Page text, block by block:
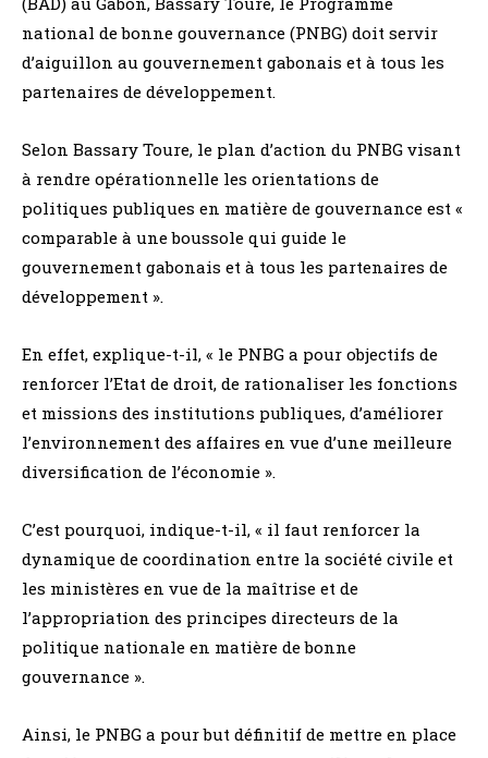
national de bonne gouvernance (PNBG) doit servir
d’aiguillon au gouvernement gabonais et à tous les
partenaires de développement.
Selon Bassary Toure, le plan d’action du PNBG visant
à rendre opérationnelle les orientations de
politiques publiques en matière de gouvernance est «
comparable à une boussole qui guide le
gouvernement gabonais et à tous les partenaires de
développement ».
En effet, explique-t-il, « le PNBG a pour objectifs de
renforcer l’Etat de droit, de rationaliser les fonctions
et missions des institutions publiques, d’améliorer
l’environnement des affaires en vue d’une meilleure
diversification de l’économie ».
C’est pourquoi, indique-t-il, « il faut renforcer la
dynamique de coordination entre la société civile et
les ministères en vue de la maîtrise et de
l’appropriation des principes directeurs de la
politique nationale en matière de bonne
gouvernance ».
Ainsi, le PNBG a pour but définitif de mettre en place